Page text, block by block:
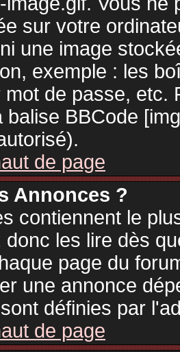
sur votre
une image
exemple : les
de passe, etc.
balise BBCode
de page
Annonces ?
contiennent le
les lire dès
page du
une annonce
définies par
de page